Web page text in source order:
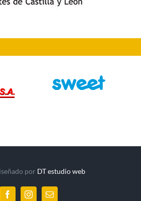
por DT estudio web